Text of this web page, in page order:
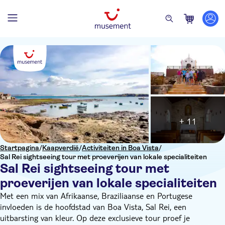
Startpagina/Kaapverdië/Activiteiten in Boa Vista/
Sal Rei sightseeing tour met proeverijen van lokale specialiteiten
Sal Rei sightseeing tour met
proeverijen van lokale specialiteiten
+ 11
Met een mix van Afrikaanse, Braziliaanse en Portugese
invloeden is de hoofdstad van Boa Vista, Sal Rei, een
uitbarsting van kleur. Op deze exclusieve tour proef je